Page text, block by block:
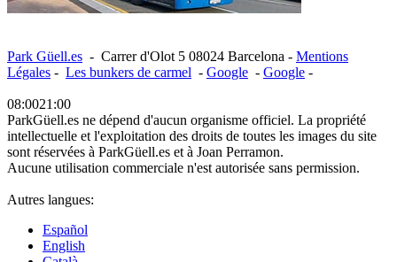
Park Güell.es - Carrer d'Olot 5 08024 Barcelona - Mentions
Légales - Les bunkers de carmel - Google - Google -
08:0021:00
ParkGüell.es ne dépend d'aucun organisme officiel. La propriété
intellectuelle et l'exploitation des droits de toutes les images du site
sont réservées à ParkGüell.es et à Joan Perramon.
Aucune utilisation commerciale n'est autorisée sans permission.
Autres langues:
Español
English